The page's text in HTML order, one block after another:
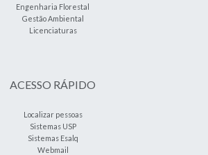
Engenharia Florestal
Gestão Ambiental
Licenciaturas
ACESSO RÁPIDO
Localizar pessoas
Sistemas USP
Sistemas Esalq
Webmail